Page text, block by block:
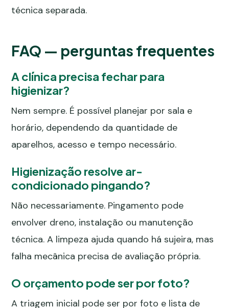
técnica separada.
FAQ — perguntas frequentes
A clínica precisa fechar para
higienizar?
Nem sempre. É possível planejar por sala e
horário, dependendo da quantidade de
aparelhos, acesso e tempo necessário.
Higienização resolve ar-
condicionado pingando?
Não necessariamente. Pingamento pode
envolver dreno, instalação ou manutenção
técnica. A limpeza ajuda quando há sujeira, mas
falha mecânica precisa de avaliação própria.
O orçamento pode ser por foto?
A triagem inicial pode ser por foto e lista de